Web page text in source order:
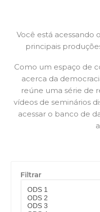
Você está acessando
principais
Como um espaço de
acerca da
reúne uma série de
vídeos de seminários
acessar o banco de
Filtrar